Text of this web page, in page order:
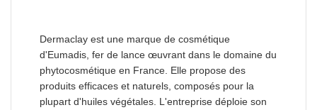
Dermaclay est une marque de cosmétique
d'Eumadis, fer de lance œuvrant dans le domaine du
phytocosmétique en France. Elle propose des
produits efficaces et naturels, composés pour la
plupart d'huiles végétales. L'entreprise déploie son